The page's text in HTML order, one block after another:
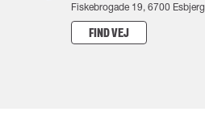
Fiskebrogade 19, 6700 Esbjerg
FIND VEJ